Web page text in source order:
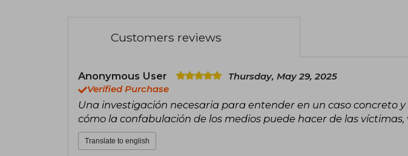
Customers reviews
Anonymous User
Thursday, May 29, 2025
Verified Purchase
Una investigación necesaria para entender en un caso concreto
cómo la confabulación de los medios puede hacer de las víctimas,
Translate to english